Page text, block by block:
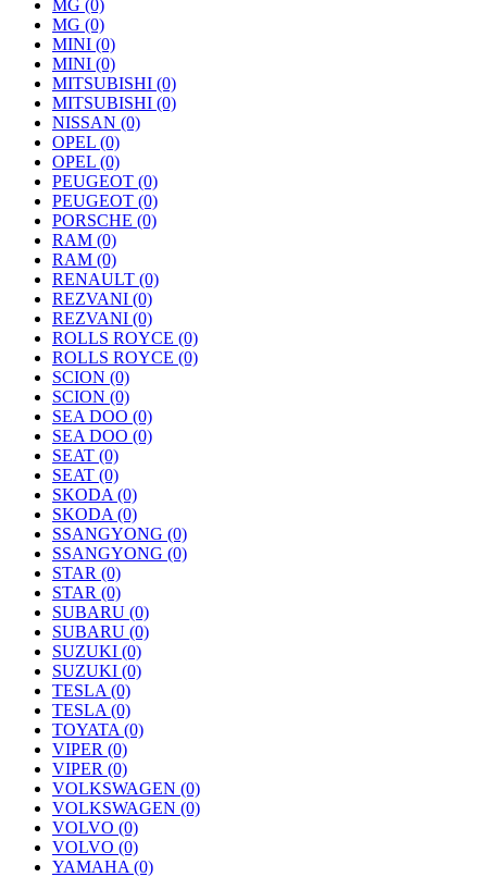
MG (0)
MG (0)
MINI (0)
MINI (0)
MITSUBISHI (0)
MITSUBISHI (0)
NISSAN (0)
OPEL (0)
OPEL (0)
PEUGEOT (0)
PEUGEOT (0)
PORSCHE (0)
RAM (0)
RAM (0)
RENAULT (0)
REZVANI (0)
REZVANI (0)
ROLLS ROYCE (0)
ROLLS ROYCE (0)
SCION (0)
SCION (0)
SEA DOO (0)
SEA DOO (0)
SEAT (0)
SEAT (0)
SKODA (0)
SKODA (0)
SSANGYONG (0)
SSANGYONG (0)
STAR (0)
STAR (0)
SUBARU (0)
SUBARU (0)
SUZUKI (0)
SUZUKI (0)
TESLA (0)
TESLA (0)
TOYATA (0)
VIPER (0)
VIPER (0)
VOLKSWAGEN (0)
VOLKSWAGEN (0)
VOLVO (0)
VOLVO (0)
YAMAHA (0)